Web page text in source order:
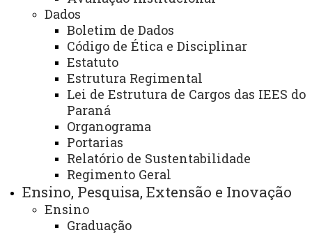
Dados
Boletim de Dados
Código de Ética e Disciplinar
Estatuto
Estrutura Regimental
Lei de Estrutura de Cargos das IEES do
Paraná
Organograma
Portarias
Relatório de Sustentabilidade
Regimento Geral
Ensino, Pesquisa, Extensão e Inovação
Ensino
Graduação
Colegiado do Curso de
Secretariado Executivo Trilíngue
- CCSET
Centro de Ciências Sociais Aplicadas - CCSA/Toledo
Finalidade e competências: